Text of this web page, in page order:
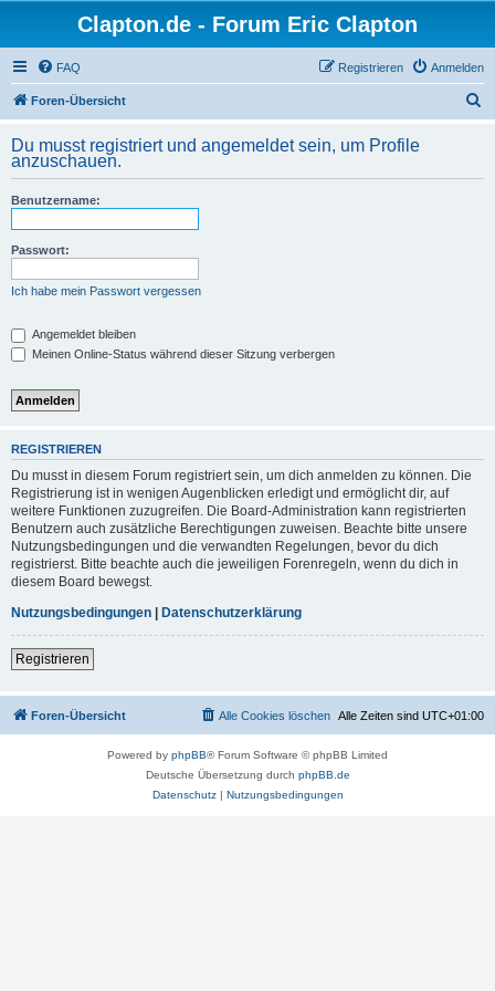
Clapton.de - Forum Eric Clapton
FAQ Anmelden
Registrieren
Foren-Übersicht
h
Du musst registriert und angemeldet sein, um Profile
anzuschauen.
Benutzername:
Passwort:
Ich habe mein Passwort vergessen
Angemeldet bleiben
Meinen Online-Status während dieser Sitzung verbergen
REGISTRIEREN
Du musst in diesem Forum registriert sein, um dich anmelden zu können. Die
Registrierung ist in wenigen Augenblicken erledigt und ermöglicht dir, auf
weitere Funktionen zuzugreifen. Die Board-Administration kann registrierten
Benutzern auch zusätzliche Berechtigungen zuweisen. Beachte bitte unsere
Nutzungsbedingungen und die verwandten Regelungen, bevor du dich
registrierst. Bitte beachte auch die jeweiligen Forenregeln, wenn du dich in
diesem Board bewegst.
Nutzungsbedingungen | Datenschutzerklärung
Registrieren
Foren-Übersicht Alle Zeiten sind UTC+01:00
Alle Cookies löschen
Powered by phpBB® Forum Software © phpBB Limited
Deutsche Übersetzung durch phpBB.de
Datenschutz| Nutzungsbedingungen